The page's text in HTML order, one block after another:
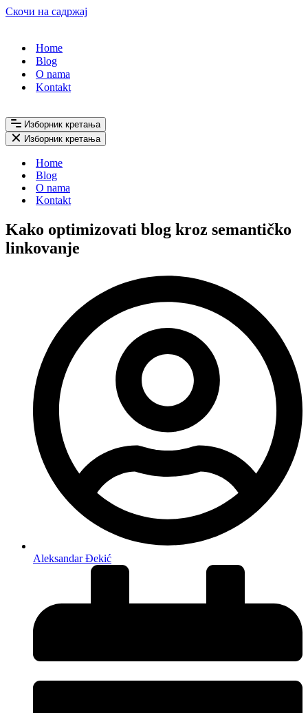
Скочи на садржај
Home
Blog
O nama
Kontakt
Изборник кретања
Изборник кретања
Home
Blog
O nama
Kontakt
Kako optimizovati blog kroz semantičko
linkovanje
Aleksandar Đekić